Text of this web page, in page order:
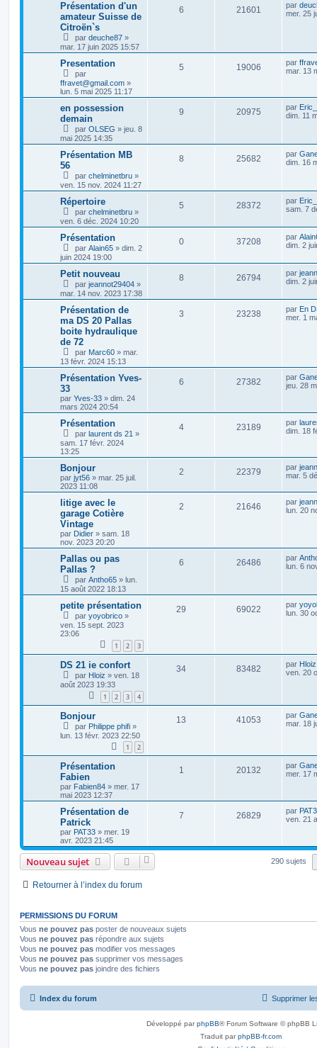
Présentation d'un
amateur Suisse de
Citroën`s
par deuche87 »
mar. 17 juin 2025 15:57
6 21601 par
mer. 25
Presentation
par
ffravet@gmail.com »
lun. 5 mai 2025 11:17
5 19006 par
mar. 13
en possession
demain
par OLSEG » jeu. 8
mai 2025 14:35
9 20975 par
dim. 11
Présentation MB
56
par chelminetbru »
ven. 15 nov. 2024 11:27
8 25682 par
dim. 16
Répertoire
par chelminetbru »
ven. 6 déc. 2024 10:20
5 28372 par
sam. 7
Présentation
par Alain65 » dim. 2
juin 2024 19:00
0 37208 par
dim. 2
Petit nouveau
par jeannot29404 »
mar. 14 nov. 2023 17:38
8 26794 par
dim. 2
Présentation de
ma DS 20 Pallas
boite hydraulique
de 72
par Marc60 » mar.
13 févr. 2024 15:13
3 23238 par En
mer. 1
Présentation Yves-
33
par Yves-33 » dim. 24
mars 2024 20:54
6 27382 par
jeu. 28
Présentation
par laurent ds 21 »
sam. 17 févr. 2024
13:25
4 23189 par
dim. 18
Bonjour
par jyt56 » mar. 25 juil.
2023 11:08
2 22379 par
mar. 5
litige avec le
garage Cotière
Vintage
par Didier » sam. 18
nov. 2023 20:20
2 21646 par
lun. 20
Pallas ou pas
Pallas ?
par Antho65 » lun.
15 août 2022 18:13
6 26486 par
lun. 6
petite présentation
par yoyobrico »
ven. 15 sept. 2023
23:06
1 2 3
29 69022 par
lun. 30
DS 21 ie confort
par Hloiz » ven. 18
août 2023 19:33
1 2 3 4
34 83482 par Hloiz
ven. 20
Bonjour
par Philippe phifi »
lun. 13 févr. 2023 22:50
1 2
13 41053 par
mar. 18
Présentation
Fabien
par Fabien84 » mer. 17
mai 2023 12:37
1 20132 par
mer. 17
Présentation de
Patrick
par PAT33 » mer. 19
avr. 2023 21:45
7 26829 par
ven. 21
Nouveau sujet 290 sujets
Retourner à l’index du forum
PERMISSIONS DU FORUM
Vous ne pouvez pas poster de nouveaux sujets
Vous ne pouvez pas répondre aux sujets
Vous ne pouvez pas modifier vos messages
Vous ne pouvez pas supprimer vos messages
Vous ne pouvez pas joindre des fichiers
Index du forum Supprimer
Développé parphpBB® Forum Software © phpBB
Traduit parphpBB-fr.com